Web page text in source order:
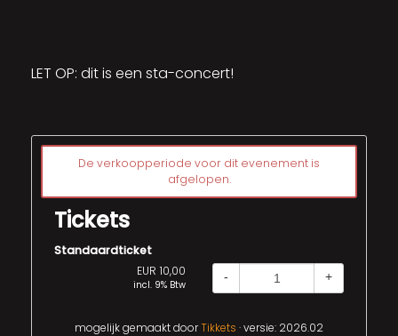
LET OP: dit is een sta-concert!
De verkoopperiode voor dit evenement is
afgelopen.
Tickets
Standaardticket
EUR 10,00
incl. 9% Btw
- +
mogelijk gemaakt doorTikkets · versie: 2026.02